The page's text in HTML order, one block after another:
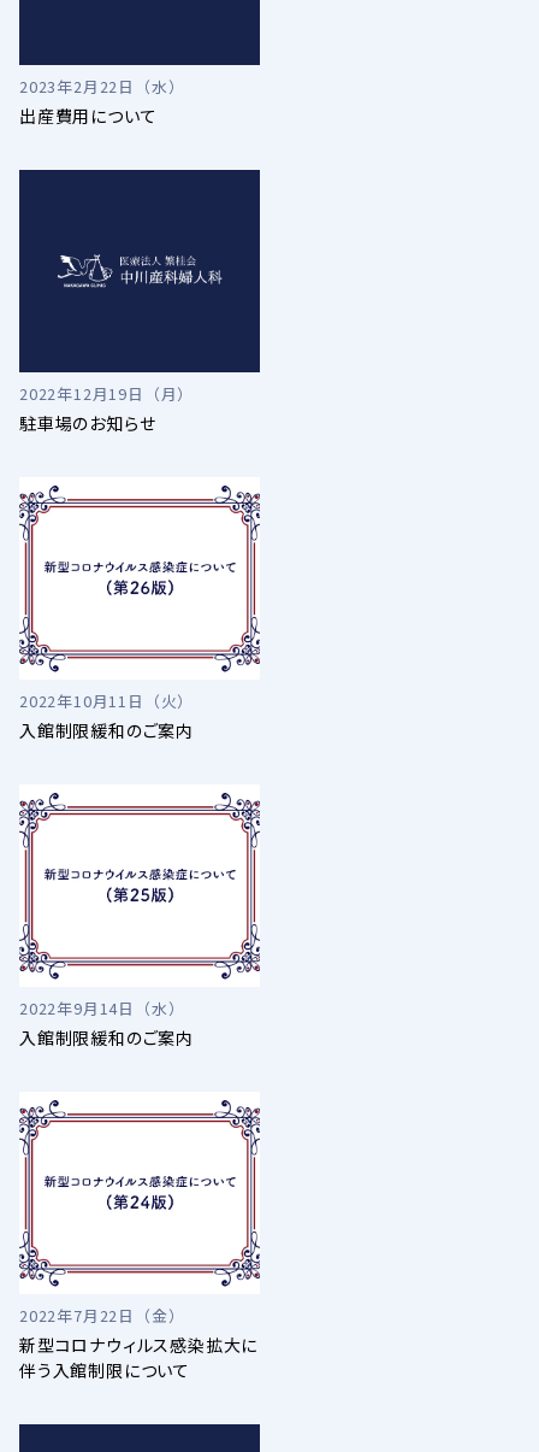
2023年2月22日（水）
出産費用について
2022年12月19日（月）
駐車場のお知らせ
2022年10月11日（火）
入館制限緩和のご案内
2022年9月14日（水）
入館制限緩和のご案内
2022年7月22日（金）
新型コロナウィルス感染拡大に
伴う入館制限について